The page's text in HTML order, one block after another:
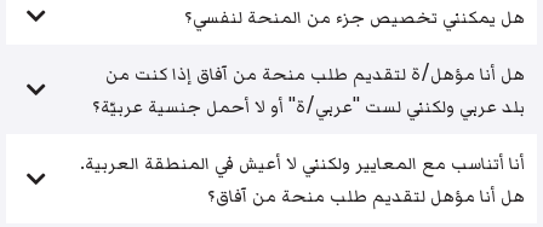
هل يمكنني تخصيص جزء من المنحة لنفسي؟
هل أنا مؤهل/ة لتقديم طلب منحة من آفاق إذا كنت من
بلد عربي ولكنني لست "عربي/ة" أو لا أحمل جنسية عربيّة؟
أنا أتناسب مع المعايير ولكنني لا أعيش في المنطقة العربية.
هل أنا مؤهل لتقديم طلب منحة من آفاق؟